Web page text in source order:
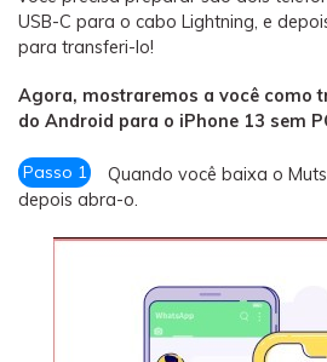
USB-C para o cabo Lightning, e
para transferi-lo!
Agora, mostraremos a você como
do Android para o iPhone 13 sem
Passo 1
Quando você baixa o
depois abra-o.